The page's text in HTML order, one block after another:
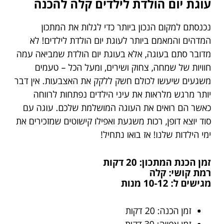
עוגת יום הולדת לילדים קלה להכנה
נכנסתם למקום הנכון ביותר כדי לגלות את המתכון
המדהים והמאמם ביותר לעוגת יום הולדת לילדים! לא
מדובר סתם בעוגה, אלא בעוגת יום הולדת שמביאה עמה
חוויות של שמחה, צחוק ושירים, ומעל הכל – טעמים
משגעים שיעשו לכולם חשק ללקק את האצבעות. אין דבר
יותר מרגש מלראות את עיני הילדים נפתחות לרווחה
כאשר הם רואים את העוגה המושלמת שלכם. עוגה עם
סוד יוצא דופן, רכות משגעת ואפילו קישוטים שמזכירים את
ימי הילדות שלנו! אז בואו נתחיל!
זמן הכנת המתכון: 20 דקות
רמת קושי: קלה
מגישים ל: 10-12 מנות
זמן הכנה: 20 דקות